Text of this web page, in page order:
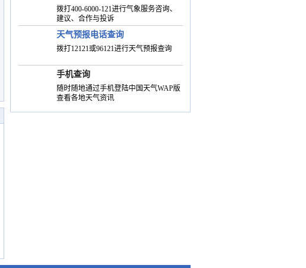
拨打400-6000-121进行气象服务咨询、
建议、合作与投诉
天气预报电话查询
拨打12121或96121进行天气预报查询
手机查询
随时随地通过手机登陆中国天气WAP版
查看各地天气资讯